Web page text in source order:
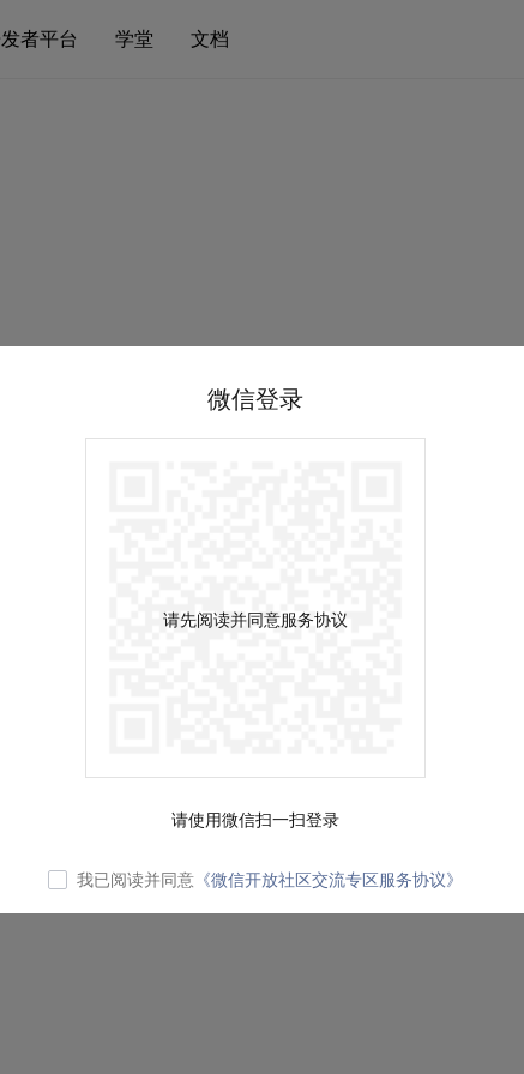
者平台 学堂 文档
微信登录
请先阅读并同意服务协议
请使用微信扫一扫登录
我已阅读并同意 《微信开放社区交流专区服务协议》